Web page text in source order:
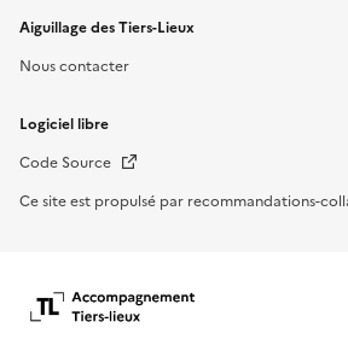
Aiguillage des Tiers-Lieux
Nous contacter
Logiciel libre
Code Source Nouvelle fenêtre
Ce site est propulsé par recommandations-